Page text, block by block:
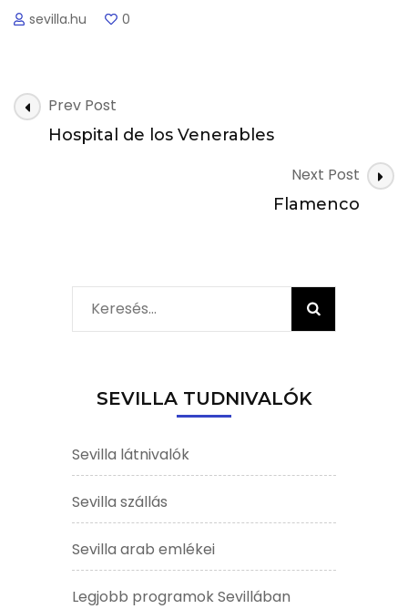
sevilla.hu 0
Post
Navigation
Prev Post
Hospital de los Venerables
Next Post
Flamenco
Keresés:
SEVILLA TUDNIVALÓK
Sevilla látnivalók
Sevilla szállás
Sevilla arab emlékei
Legjobb programok Sevillában